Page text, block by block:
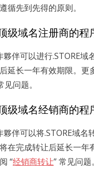
循先到先得的原则。
级域名注册商的程
夥伴可以进行.STORE域
延长一年有效期限。更
见问题。
级域名经销商的程
夥伴可以将.STORE域名
在完成转让后延长一年
“经销商转让” 常见问题。